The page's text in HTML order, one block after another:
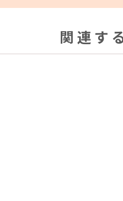
関連す